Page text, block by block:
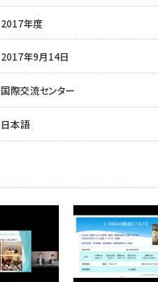
2017年度
2017年9月14日
国際交流センター
日本語